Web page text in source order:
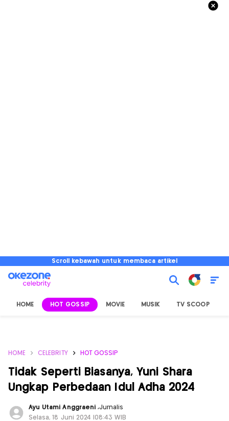
Scroll kebawah untuk membaca artikel
HOME HOT GOSSIP MOVIE MUSIK TV SCOOP
HOME CELEBRITY HOT GOSSIP
Tidak Seperti Biasanya, Yuni Shara
Ungkap Perbedaan Idul Adha 2024
Ayu Utami Anggraeni ,Jurnalis
Selasa, 18 Juni 2024 |08:43 WIB